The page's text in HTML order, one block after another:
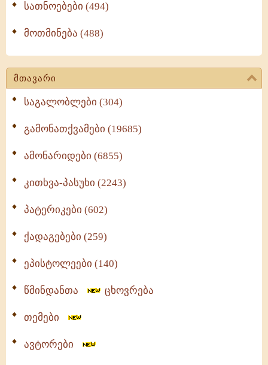
სათნოებები (494)
მოთმინება (488)
მთავარი
საგალობლები (304)
გამონათქვამები (19685)
ამონარიდები (6855)
კითხვა-პასუხი (2243)
პატერიკები (602)
ქადაგებები (259)
ეპისტოლეები (140)
წმინდანთა ცხოვრება
თემები
ავტორები